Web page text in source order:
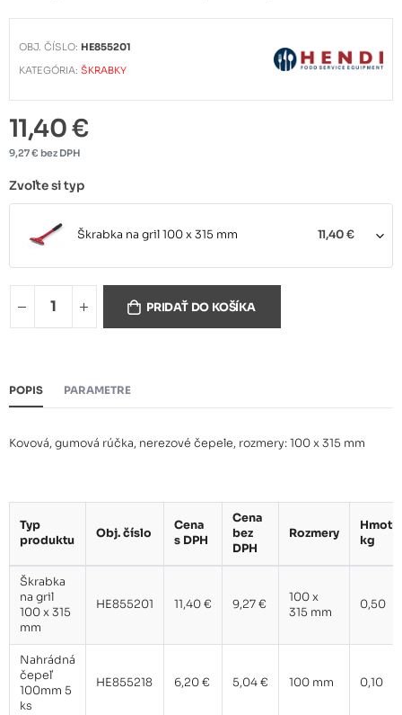
OBJ. ČÍSLO: HE855201
KATEGÓRIA:ŠKRABKY
11,40 €
9,27 € bez DPH
Zvoľte si typ
Škrabka na gril 100 x 315 mm 11,40 €
Nahrádná čepeľ 100mm 5 ks
PRIDAŤ DO KOŠÍKA
POPIS PARAMETRE
Kovová, gumová rúčka, nerezové čepele, rozmery: 100 x 315 mm
Typ
produktu
Obj. číslo
Cena
s DPH
Cena
bez
DPH
Rozmery
kg
Škrabka
na gril
100 x 315
mm
HE855201 11,40 € 9,27 €
100 x
315 mm
0,50
Nahrádná
čepeľ
100mm 5
ks
HE855218 6,20 € 5,04 € 100 mm 0,10